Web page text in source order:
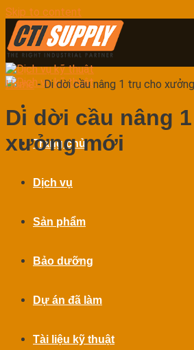
Skip to content
Trang chủ
Dịch vụ
Sản phẩm
Bảo dưỡng
Dự án đã làm
Tài liệu kỹ thuật
Home-Di dời cầu nâng 1 trụ cho
Di dời cầu nâng
xưởng mới